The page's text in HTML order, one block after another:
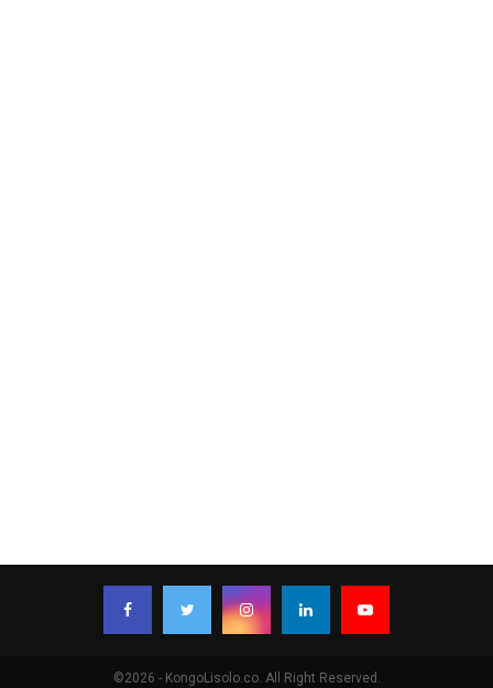
©2026 - KongoLisolo.co. All Right Reserved.